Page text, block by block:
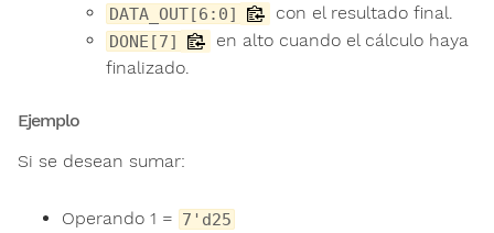
DATA_OUT[6:0] con el resultado final.
DONE[7]
en alto cuando el cálculo haya
finalizado.
Ejemplo
Si se desean sumar:
Operando 1 = 7'd25